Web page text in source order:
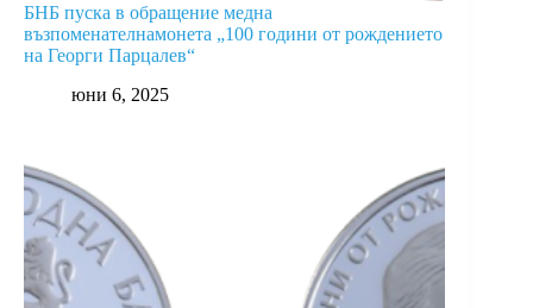
БНБ пуска в обращение медна
възпоменателнамонета „100 години от рождението
на Георги Парцалев“
юни 6, 2025